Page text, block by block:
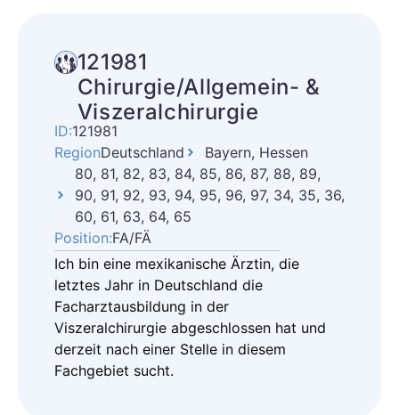
121981
Chirurgie/Allgemein- &
Viszeralchirurgie
ID:121981
RegionDeutschland
Bayern, Hessen
80, 81, 82, 83, 84, 85, 86, 87, 88, 89,
90, 91, 92, 93, 94, 95, 96, 97, 34, 35, 36,
60, 61, 63, 64, 65
Position:FA/FÄ
Ich bin eine mexikanische Ärztin, die
letztes Jahr in Deutschland die
Facharztausbildung in der
Viszeralchirurgie abgeschlossen hat und
derzeit nach einer Stelle in diesem
Fachgebiet sucht.